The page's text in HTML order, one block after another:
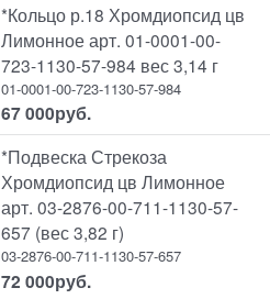
*Кольцо р.18 Хромдиопсид цв
Лимонное арт. 01-0001-00-
723-1130-57-984 вес 3,14 г
01-0001-00-723-1130-57-984
67 000руб.
*Подвеска Стрекоза
Хромдиопсид цв Лимонное
арт. 03-2876-00-711-1130-57-
657 (вес 3,82 г)
03-2876-00-711-1130-57-657
72 000руб.